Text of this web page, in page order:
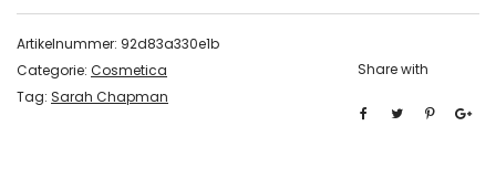
Artikelnummer: 92d83a330e1b
Categorie: Cosmetica
Tag: Sarah Chapman
Share with